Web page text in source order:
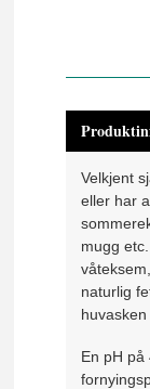
Velkjent
eller har
mugg
naturlig
En pH på